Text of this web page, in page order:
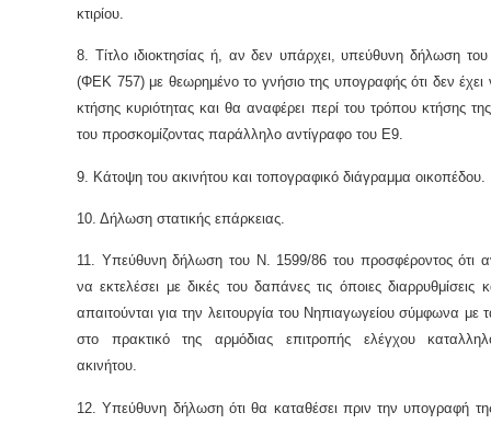
κτιρίου.
8. Τίτλο ιδιοκτησίας ή, αν δεν υπάρχει, υπεύθυνη δήλωση
(ΦΕΚ 757) με θεωρημένο το γνήσιο της υπογραφής ότι δεν έχει
κτήσης κυριότητας και θα αναφέρει περί του τρόπου κτήσης της
του προσκομίζοντας παράλληλο αντίγραφο του Ε9.
9. Κάτοψη του ακινήτου και τοπογραφικό διάγραμμα οικοπέδου.
10. Δήλωση στατικής επάρκειας.
11. Υπεύθυνη δήλωση του Ν. 1599/86 του προσφέροντος ότι
να εκτελέσει με δικές του δαπάνες τις όποιες διαρρυθμίσεις
απαιτούνται για την λειτουργία του Νηπιαγωγείου σύμφωνα με
στο πρακτικό της αρμόδιας επιτροπής ελέγχου
ακινήτου.
12. Υπεύθυνη δήλωση ότι θα καταθέσει πριν την υπογραφή